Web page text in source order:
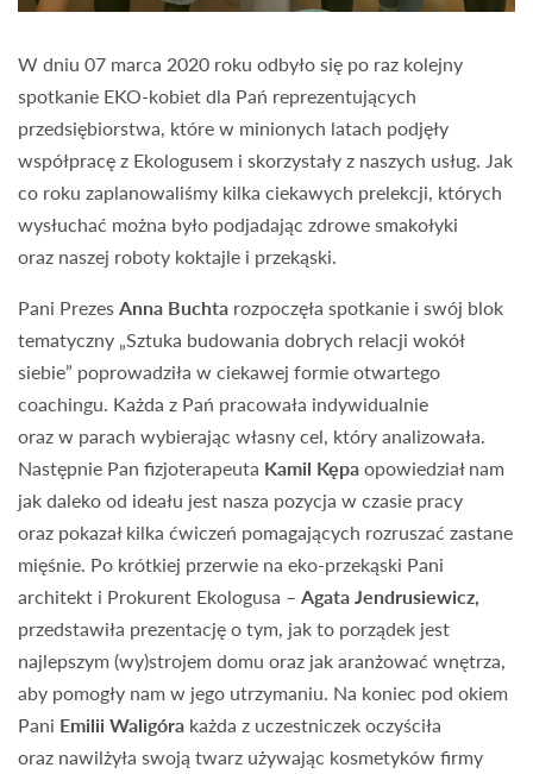
W dniu 07 marca 2020 roku odbyło się po raz kolejny
spotkanie EKO-kobiet dla Pań reprezentujących
przedsiębiorstwa, które w minionych latach podjęły
współpracę z Ekologusem i skorzystały z naszych usług. Jak
co roku zaplanowaliśmy kilka ciekawych prelekcji, których
wysłuchać można było podjadając zdrowe smakołyki
oraz naszej roboty koktajle i przekąski.
Pani PrezesAnna Buchta rozpoczęła spotkanie i swój blok
tematyczny „Sztuka budowania dobrych relacji wokół
siebie” poprowadziła w ciekawej formie otwartego
coachingu. Każda z Pań pracowała indywidualnie
oraz w parach wybierając własny cel, który analizowała.
Następnie Pan fizjoterapeuta Kamil Kępaopowiedział nam
jak daleko od ideału jest nasza pozycja w czasie pracy
oraz pokazał kilka ćwiczeń pomagających rozruszać zastane
mięśnie. Po krótkiej przerwie na eko-przekąski Pani
architekt i Prokurent Ekologusa – Agata Jendrusiewicz,
przedstawiła prezentację o tym, jak to porządek jest
najlepszym (wy)strojem domu oraz jak aranżować wnętrza,
aby pomogły nam w jego utrzymaniu. Na koniec pod okiem
Pani Emilii Waligóra każda z uczestniczek oczyściła
oraz nawilżyła swoją twarz używając kosmetyków firmy